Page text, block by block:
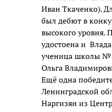
Иван Ткаченко).
был дебют в
высокого уровня.
удостоена и
ученица школы
Ольга
Ещё одна
Ленинградской
Наргизян из